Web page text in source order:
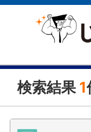
検索結果 1